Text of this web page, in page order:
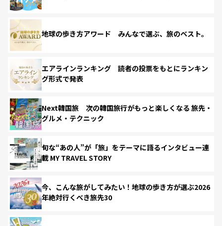
地球の歩き方アワード みんなで選ぶ、旅のベスト。
エアラインランキング 読者の投票をもとにランキン
グ形式で発表
Next韓国旅 次の韓国旅行がもっと楽しくなる 旅先・
グルメ・テクニック
旬な“あの人”が「旅」をテーマに語るインタビュー連
載 MY TRAVEL STORY
今、こんな旅がしてみたい！地球の歩き方が選ぶ2026
年絶対行くべき旅先30